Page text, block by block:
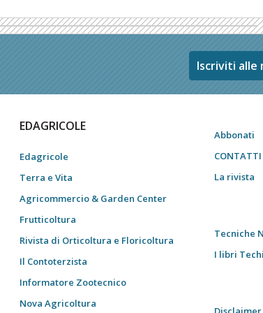
Iscriviti
EDAGRICOLE
Edagricole
Terra e Vita
Agricommercio & Garden Center
Frutticoltura
Rivista di Orticoltura e Floricoltura
Il Contoterzista
Informatore Zootecnico
Nova Agricoltura
Abbonati
CONTATTI
La rivista
Tecniche
I libri